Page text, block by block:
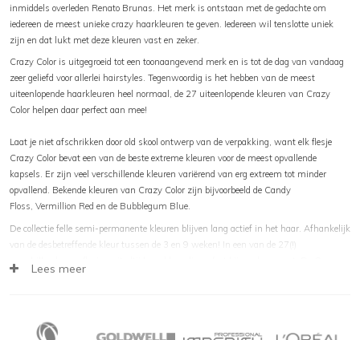
inmiddels overleden Renato Brunas. Het merk is ontstaan met de gedachte om
iedereen de meest unieke crazy haarkleuren te geven. Iedereen wil tenslotte uniek
zijn en dat lukt met deze kleuren vast en zeker.
Crazy Color is uitgegroeid tot een toonaangevend merk en is tot de dag van vandaag
zeer geliefd voor allerlei hairstyles. Tegenwoordig is het hebben van de meest
uiteenlopende haarkleuren heel normaal, de 27 uiteenlopende kleuren van Crazy
Color helpen daar perfect aan mee!
Laat je niet afschrikken door old skool ontwerp van de verpakking, want elk flesje
Crazy Color bevat een van de beste extreme kleuren voor de meest opvallende
kapsels. Er zijn veel verschillende kleuren variërend van erg extreem tot minder
opvallend. Bekende kleuren van Crazy Color zijn bijvoorbeeld de Candy
Floss, Vermillion Red en de Bubblegum Blue.
De collectie felle semi-permanente kleuren blijven lang actief in het haar. Afhankelijk
van de desbetreffende kleur tussen de 3 en 9 weken! In een van de 27(!)
Color hair dye wordt over de hele wereld gebruikt. Ook dankzij al deze kleuren zit er
worden en worden niet getest op dieren. Of je nu een opvallend detail aan je kapsel
Lees meer